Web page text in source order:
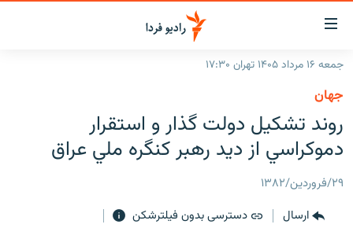
لینک‌های
قابلیت
دسترسی
بازگشت
منوی
اصلی
رفتن
صفحه
جهان
پادکست
جمعه ۱۶ مرداد ۱۴۰۵ تهران ۱۷:۳۰
جهان
روند تشكيل دولت گذار و استقرار
دموكراسي از ديد رهبر كنگره ملي عراق
۲۹/فروردین/۱۳۸۲
ارسال
دسترسی بدون فیلترشکن